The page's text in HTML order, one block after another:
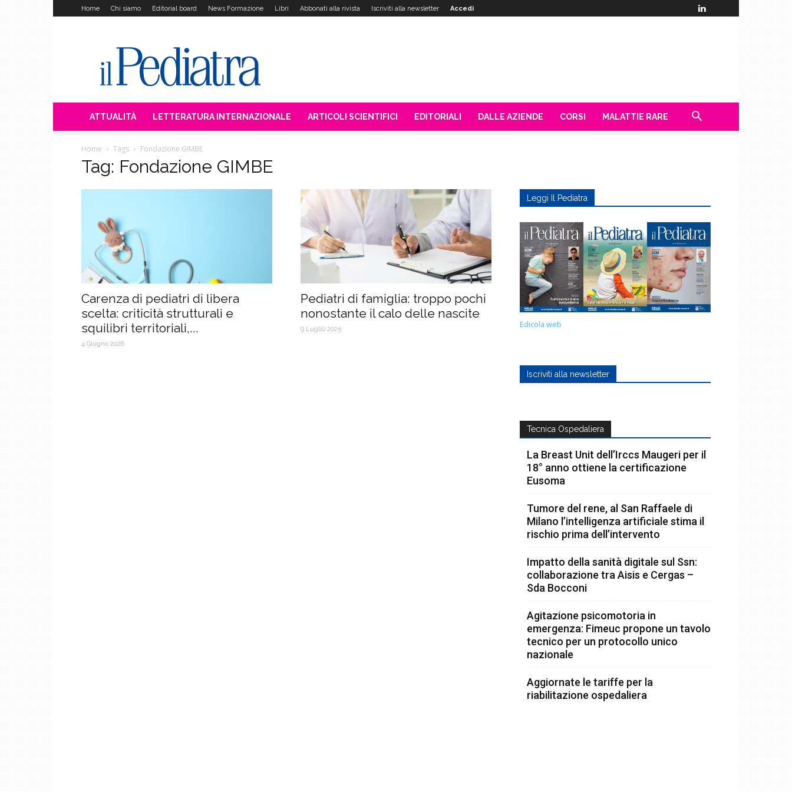
Home Chi siamo Editorial board News Formazione Libri Abbonati alla rivista Iscriviti alla newsletter Accedi
Pediatra
ATTUALITÀ LETTERATURA INTERNAZIONALE ARTICOLI SCIENTIFICI EDITORIALI DALLE AZIENDE CORSI MALATTIE RARE
Home Tags Fondazione GIMBE
Tag: Fondazione GIMBE
Carenza di pediatri di libera
scelta: criticità strutturali e
squilibri territoriali,...
4 Giugno 2026
Pediatri di famiglia: troppo pochi
nonostante il calo delle nascite
9 Luglio 2025
Leggi Il Pediatra
Edicola web
Iscriviti alla newsletter
Tecnica Ospedaliera
La Breast Unit dell’Irccs Maugeri per il
18° anno ottiene la certificazione
Eusoma
Tumore del rene, al San Raffaele di
Milano l’intelligenza artificiale stima il
rischio prima dell’intervento
Impatto della sanità digitale sul Ssn:
collaborazione tra Aisis e Cergas –
Sda Bocconi
Agitazione psicomotoria in
emergenza: Fimeuc propone un tavolo
tecnico per un protocollo unico
nazionale
Aggiornate le tariffe per la
riabilitazione ospedaliera